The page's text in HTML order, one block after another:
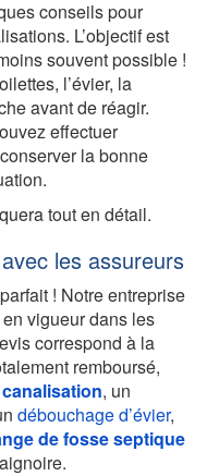
conseils pour
L’objectif est
souvent possible !
l’évier, la
avant de réagir.
effectuer
la bonne
tout en détail.
les assureurs
! Notre entreprise
vigueur dans les
correspond à la
remboursé,
, un
débouchage d’évier,
de fosse septique